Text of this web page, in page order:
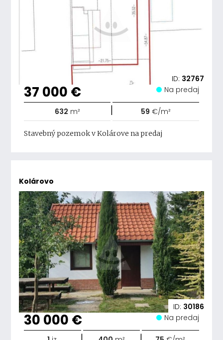
ID: 32767
37 000 € Na predaj
632 m² | 59 €/m²
Stavebný pozemok v Kolárove na predaj
Kolárovo
ID: 30186
30 000 € Na predaj